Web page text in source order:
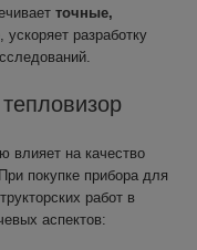
точные,
, ускоряет разработку
влияет на качество
покупке прибора для
работ в
аспектов: